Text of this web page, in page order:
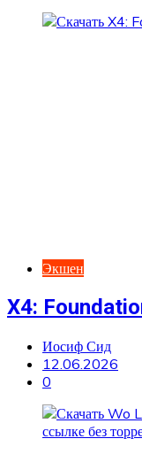
Экшен
X4:
Иосиф Сид
12.06.2026
0